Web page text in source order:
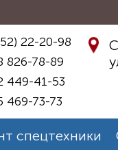
22-20-98
826-78-89
449-41-53
469-73-73
спецтехники